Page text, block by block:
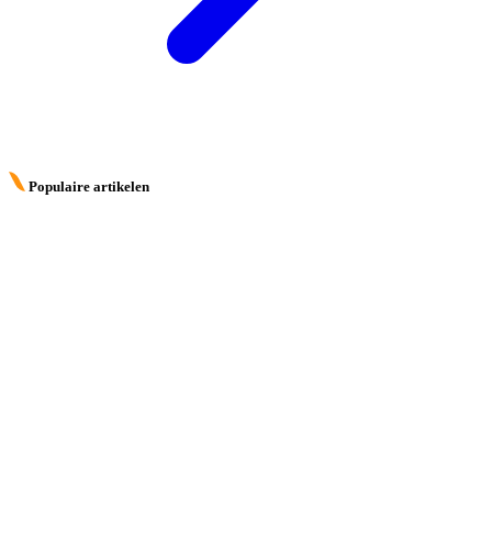
Populaire artikelen